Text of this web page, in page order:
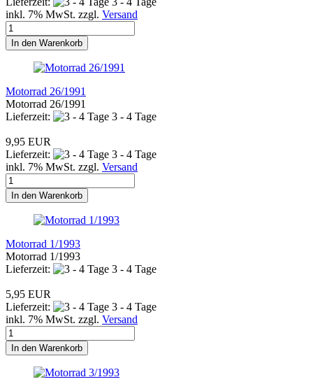
inkl. 7% MwSt. zzgl. Versand
In den Warenkorb
Motorrad 26/1991
Motorrad 26/1991
Lieferzeit:
3 - 4 Tage
9,95 EUR
Lieferzeit:
3 - 4 Tage
inkl. 7% MwSt. zzgl. Versand
In den Warenkorb
Motorrad 1/1993
Motorrad 1/1993
Lieferzeit:
3 - 4 Tage
5,95 EUR
Lieferzeit:
3 - 4 Tage
inkl. 7% MwSt. zzgl. Versand
In den Warenkorb